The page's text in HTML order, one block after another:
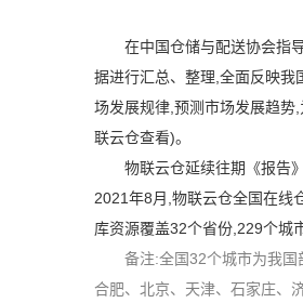
在中国仓储与配送协会指
据进行汇总、整理,全面反映我
场发展规律,预测市场发展趋势
联云仓查看)。
物联云仓延续往期《报告
2021年8月,物联云仓全国在线
库资源覆盖32个省份, 229个城
备注:全国32个城市为我国
合肥、北京、天津、石家庄、